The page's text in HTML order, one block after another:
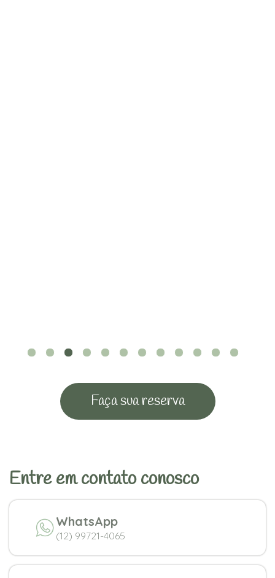
Faça sua reserva
Entre em contato conosco
WhatsApp
(12) 99721-4065